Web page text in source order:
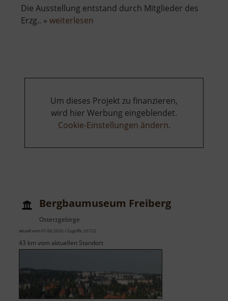
Die Ausstellung entstand durch Mitglieder des
Erzg.. » weiterlesen
Um dieses Projekt zu finanzieren,
wird hier Werbung eingeblendet.
Cookie-Einstellungen ändern.
Bergbaumuseum Freiberg
Osterzgebirge
aktuell vom 07.06.2026 / Zugriffe: 20722
43 km vom aktuellen Standort